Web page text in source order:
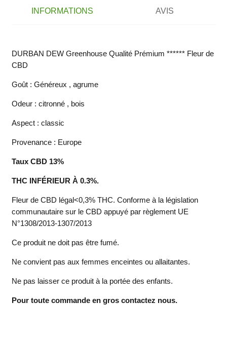
INFORMATIONS AVIS
DURBAN DEW Greenhouse Qualité Prémium ****** Fleur de
CBD
Goût : Généreux , agrume
Odeur : citronné , bois
Aspect : classic
Provenance : Europe
Taux CBD 13%
THC INFÉRIEUR À 0.3%.
Fleur de CBD légal<0,3% THC. Conforme à la législation
communautaire sur le CBD appuyé par règlement UE
N°1308/2013-1307/2013
Ce produit ne doit pas être fumé.
Ne convient pas aux femmes enceintes ou allaitantes.
Ne pas laisser ce produit à la portée des enfants.
Pour toute commande en gros contactez nous.